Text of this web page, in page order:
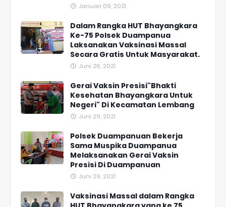
Januari 09, 2021
Dalam Rangka HUT Bhayangkara
Ke-75 Polsek Duampanua
Laksanakan Vaksinasi Massal
Secara Gratis Untuk Masyarakat.
Juni 26, 2021
Gerai Vaksin Presisi"Bhakti
Kesehatan Bhayangkara Untuk
Negeri" Di Kecamatan Lembang
Juni 29, 2021
Polsek Duampanuan Bekerja
Sama Muspika Duampanua
Melaksanakan Gerai Vaksin
Presisi Di Duampanuan
Juni 29, 2021
Vaksinasi Massal dalam Rangka